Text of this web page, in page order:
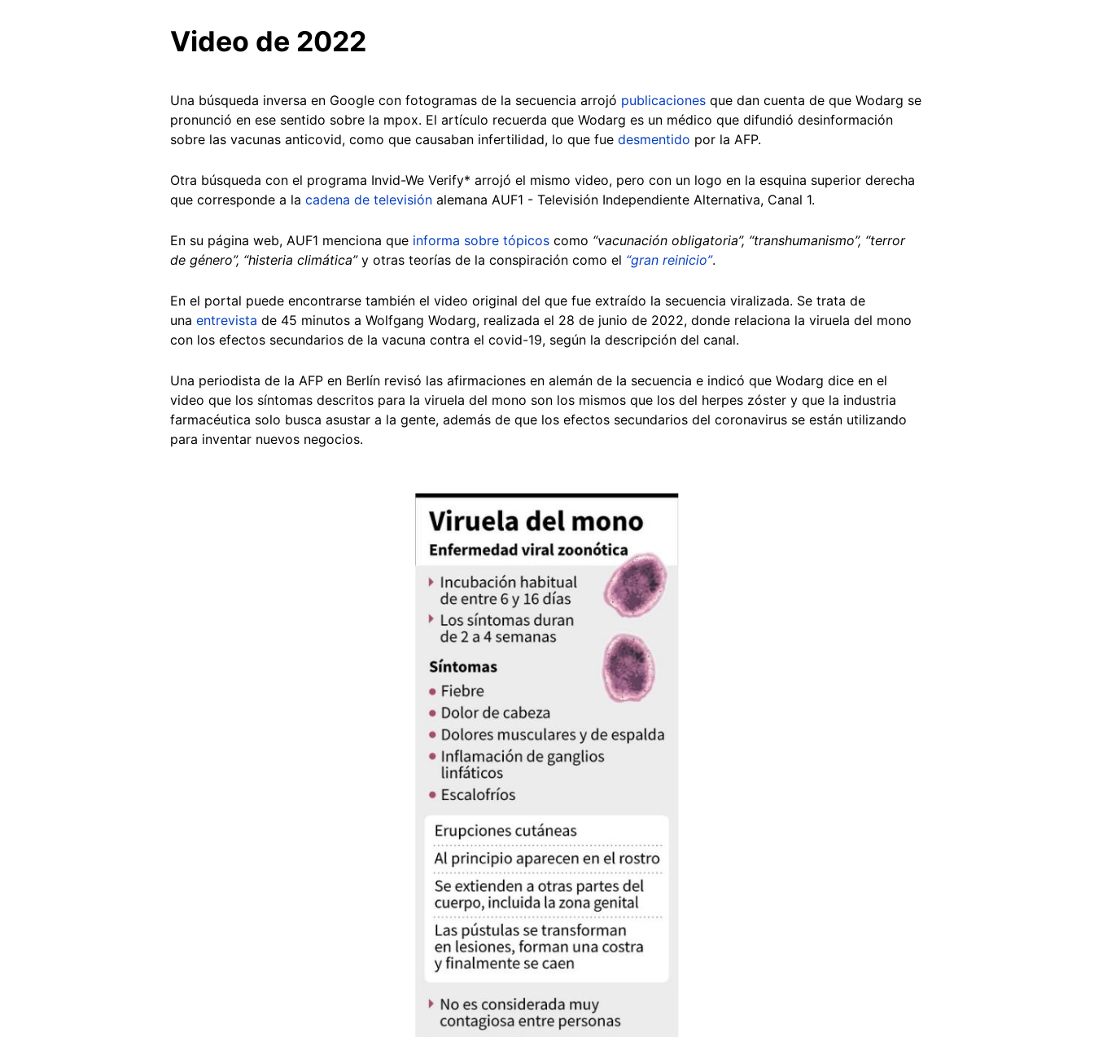
Video de 2022
Una búsqueda inversa en Google con fotogramas de la secuencia arrojó publicaciones que dan cuenta de que Wodarg se
pronunció en ese sentido sobre la mpox. El artículo recuerda que Wodarg es un médico que difundió desinformación
sobre las vacunas anticovid, como que causaban infertilidad, lo que fue desmentido por la AFP.
Otra búsqueda con el programa Invid-We Verify* arrojó el mismo video, pero con un logo en la esquina superior derecha
que corresponde a la cadena de televisión alemana AUF1 - Televisión Independiente Alternativa, Canal 1.
En su página web, AUF1 menciona que informa sobre tópicos como “vacunación obligatoria”, “transhumanismo”, “terror
de género”, “histeria climática” y otras teorías de la conspiración como el “gran reinicio”.
En el portal puede encontrarse también el video original del que fue extraído la secuencia viralizada. Se trata de
una entrevista de 45 minutos a Wolfgang Wodarg, realizada el 28 de junio de 2022, donde relaciona la viruela del mono
con los efectos secundarios de la vacuna contra el covid-19, según la descripción del canal.
Una periodista de la AFP en Berlín revisó las afirmaciones en alemán de la secuencia e indicó que Wodarg dice en el
video que los síntomas descritos para la viruela del mono son los mismos que los del herpes zóster y que la industria
farmacéutica solo busca asustar a la gente, además de que los efectos secundarios del coronavirus se están utilizando
para inventar nuevos negocios.
Image